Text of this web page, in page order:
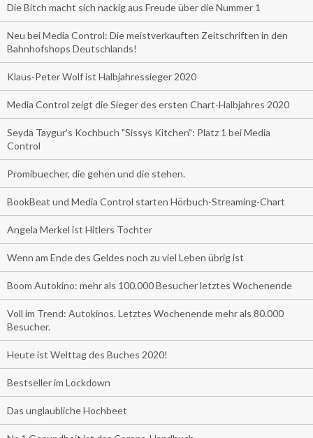
Die Bitch macht sich nackig aus Freude über die Nummer 1
Neu bei Media Control: Die meistverkauften Zeitschriften in den
Bahnhofshops Deutschlands!
Klaus-Peter Wolf ist Halbjahressieger 2020
Media Control zeigt die Sieger des ersten Chart-Halbjahres 2020
Seyda Taygur's Kochbuch "Sissys Kitchen": Platz 1 bei Media
Control
Promibuecher, die gehen und die stehen.
BookBeat und Media Control starten Hörbuch-Streaming-Chart
Angela Merkel ist Hitlers Tochter
Wenn am Ende des Geldes noch zu viel Leben übrig ist
Boom Autokino: mehr als 100.000 Besucher letztes Wochenende
Voll im Trend: Autokinos. Letztes Wochenende mehr als 80.000
Besucher.
Heute ist Welttag des Buches 2020!
Bestseller im Lockdown
Das unglaubliche Hochbeet